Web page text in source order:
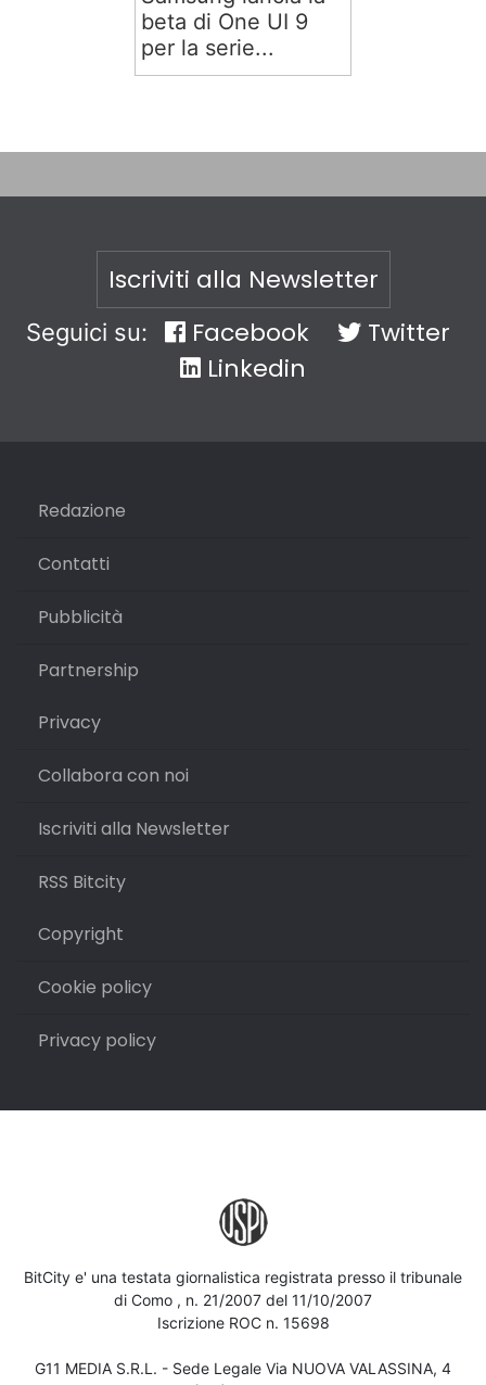
beta di One UI 9
per la serie...
Iscriviti alla Newsletter
Seguici su: Facebook
Twitter
Linkedin
Redazione
Contatti
Pubblicità
Partnership
Privacy
Collabora con noi
Iscriviti alla Newsletter
RSS Bitcity
Copyright
Cookie policy
Privacy policy
BitCity e' una testata giornalistica registrata presso il tribunale
di Como , n. 21/2007 del 11/10/2007
Iscrizione ROC n. 15698
G11 MEDIA S.R.L. - Sede Legale Via NUOVA VALASSINA, 4